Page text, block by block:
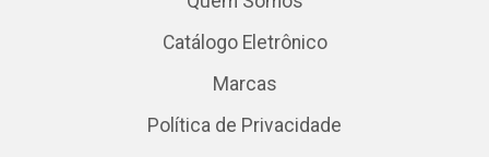
Catálogo Eletrônico
Marcas
Política de Privacidade